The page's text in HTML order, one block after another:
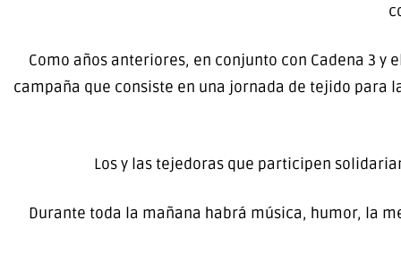
Como años anteriores, en conjunto con Cadena 3 y
campaña que consiste en una jornada de tejido para
Los y las tejedoras que participen
Durante toda la mañana habrá música, humor, la